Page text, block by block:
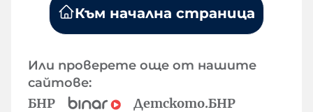
Към начална страница
Или проверете още от нашите
сайтове:
БНР
Детското.БНР